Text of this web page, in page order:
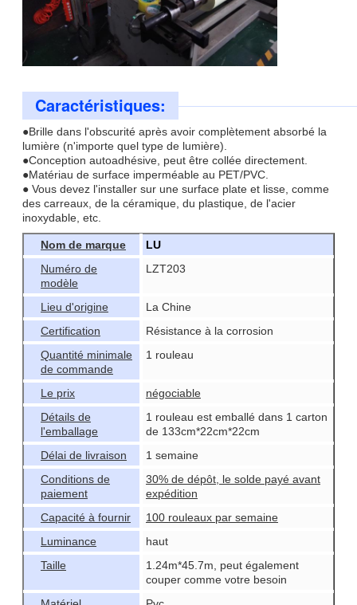
Caractéristiques:
●Brille dans l'obscurité après avoir complètement absorbé la
lumière (n'importe quel type de lumière).
●Conception autoadhésive, peut être collée directement.
●Matériau de surface imperméable au PET/PVC.
● Vous devez l'installer sur une surface plate et lisse, comme
des carreaux, de la céramique, du plastique, de l'acier
inoxydable, etc.
Nom de marque
LU
Numéro de
modèle
LZT203
Lieu d'origine
La Chine
Certification
Résistance à la corrosion
Quantité minimale
de commande
1 rouleau
Le prix
négociable
Détails de
l'emballage
1 rouleau est emballé dans 1 carton
de 133cm*22cm*22cm
Délai de livraison
1 semaine
Conditions de
paiement
30% de dépôt, le solde payé avant
expédition
Capacité à fournir
100 rouleaux par semaine
Luminance
haut
Taille
1.24m*45.7m, peut également
couper comme votre besoin